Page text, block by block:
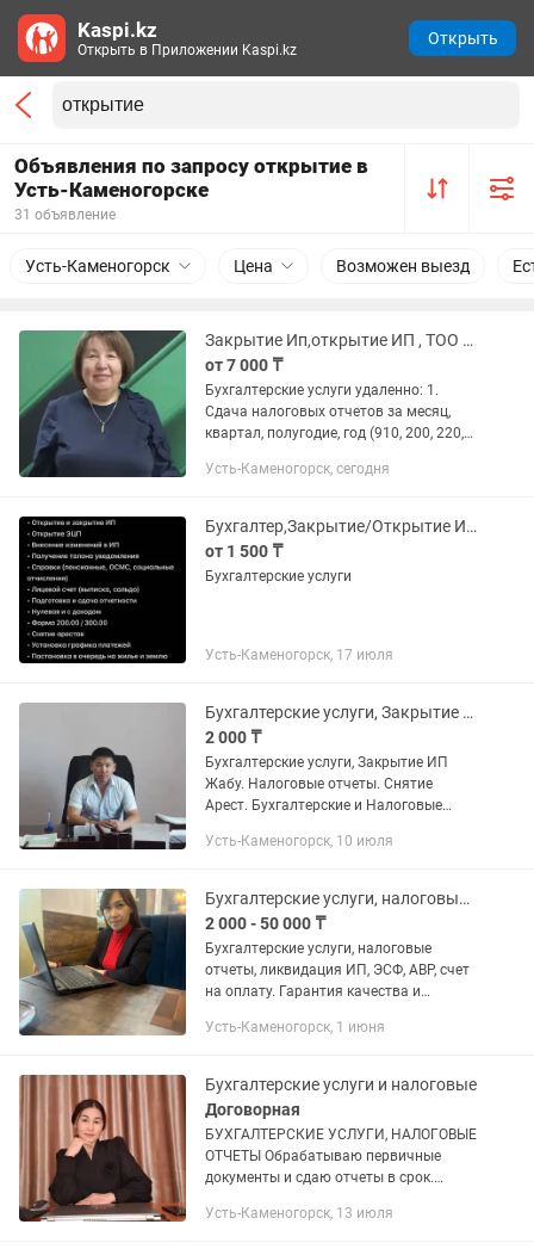
Объявления по запросу открытие в
Усть-Каменогорске
31 объявление
Усть-Каменогорск Цена Возможен выезд
Закрытие Ип,открытие ИП , ТОО сдача отчетов
от 7 000 ₸
Бухгалтерские услуги удаленно: 1.
Сдача налоговых отчетов за месяц,
квартал, полугодие, год (910, 200, 220,
3.выписка Авр и Эсф 4Полное ведение
Усть-Каменогорск, сегодня
Бухгалтер,Закрытие/Открытие ИП,Отчеты ИП,Арест,График,Постановка на землю
от 1 500 ₸
Бухгалтерские услуги
Усть-Каменогорск, 17 июля
Бухгалтерские услуги, Закрытие ИП Жабу. Налоговые отчеты. Снятие Арест.
2 000 ₸
Бухгалтерские услуги, Закрытие ИП
Жабу. Налоговые отчеты. Снятие
Арест. Бухгалтерские и Налоговые
Работаем без выходных с 08.00 до
Усть-Каменогорск, 10 июля
Бухгалтерские услуги, налоговые отчеты, ликвидация ИП, ЭСФ, АВР
2 000 - 50 000 ₸
Бухгалтерские услуги, налоговые
отчеты, ликвидация ИП, ЭСФ, АВР, счет
на оплату. Гарантия качества и
кадровой документации 9 лет. Разовые
Усть-Каменогорск, 1 июня
Бухгалтерские услуги и налоговые
Договорная
БУХГАЛТЕРСКИЕ УСЛУГИ, НАЛОГОВЫЕ
ОТЧЕТЫ Обрабатываю первичные
документы и сдаю отчеты в срок.
1С 8.2, 8.3 Услуги: -Открытие /Закрытие
Усть-Каменогорск, 13 июля
Kaspi.kz
Открыть в Приложении Kaspi.kz
Открыть